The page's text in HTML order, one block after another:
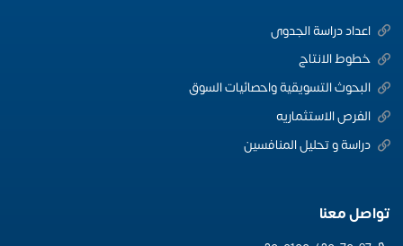
اعداد دراسة الجدوى
خطوط الانتاج
البحوث التسويقية واحصائيات السوق
الفرص الاستثماريه
دراسة و تحليل المنافسين
تواصل معنا